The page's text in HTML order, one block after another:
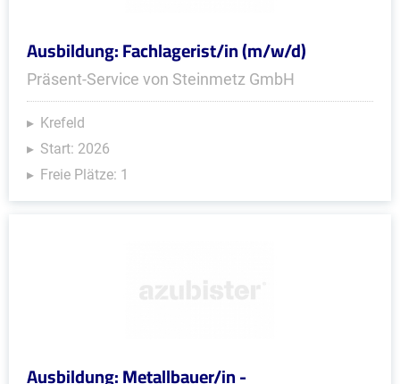
Ausbildung: Fachlagerist/in (m/w/d)
Präsent-Service von Steinmetz GmbH
Krefeld
Start: 2026
Freie Plätze: 1
Ausbildung: Metallbauer/in -